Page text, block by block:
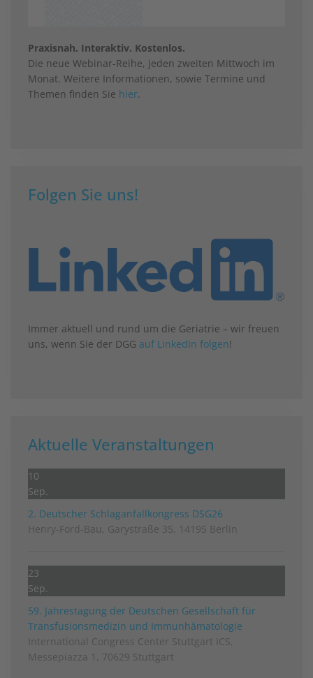
Praxisnah. Interaktiv. Kostenlos.
Die neue Webinar-Reihe, jeden zweiten Mittwoch im
Monat. Weitere Informationen, sowie Termine und
Themen finden Sie hier.
Folgen Sie uns!
Immer aktuell und rund um die Geriatrie – wir freuen
uns, wenn Sie der DGG auf LinkedIn folgen!
Aktuelle Veranstaltungen
10
Sep.
2. Deutscher Schlag­anfall­kongress DSG26
Henry-Ford-Bau, Garystraße 35, 14195 Berlin
23
Sep.
59. Jahrestagung der Deutschen Gesellschaft für
Transfusionsmedizin und Immunhämatologie
International Congress Center Stuttgart ICS,
Messepiazza 1, 70629 Stuttgart